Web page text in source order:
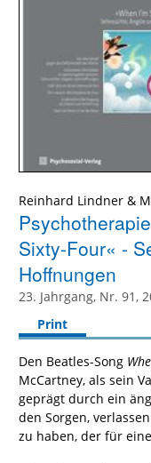
Reinhard Lindner &
Sixty-Four« -
Hoffnungen
23. Jahrgang, Nr. 91,
Print
Den Beatles-Song
McCartney, als sein
geprägt durch ein
den Sorgen,
zu haben, der für